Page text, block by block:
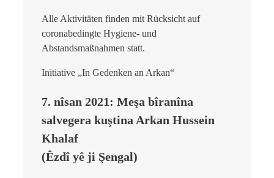
Alle Aktivitäten finden mit Rücksicht auf
coronabedingte Hygiene- und
Abstandsmaßnahmen statt.
Initiative „In Gedenken an Arkan“
7. nîsan 2021: Meşa bîranîna
salvegera kuştina Arkan Hussein
Khalaf
(Êzdî yê ji Şengal)